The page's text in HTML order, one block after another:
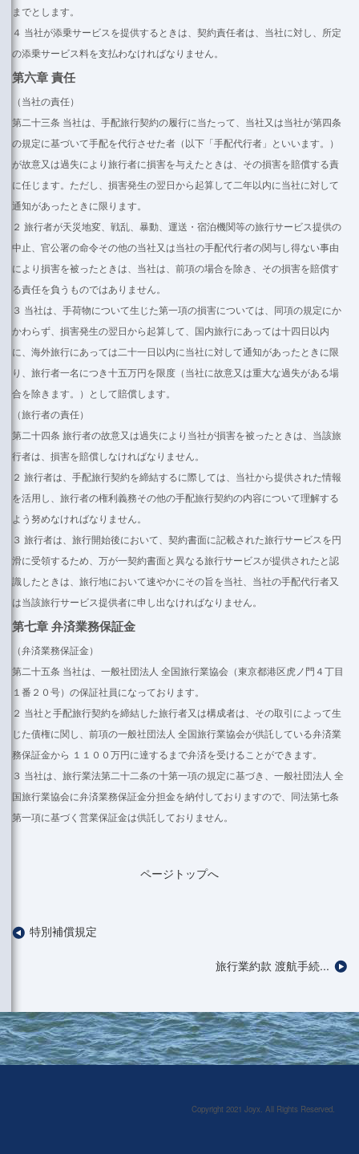
までとします。
４ 当社が添乗サービスを提供するときは、契約責任者は、当社に対し、所定
の添乗サービス料を支払わなければなりません。
第六章 責任
（当社の責任）
第二十三条 当社は、手配旅行契約の履行に当たって、当社又は当社が第四条
の規定に基づいて手配を代行させた者（以下「手配代行者」といいます。）
が故意又は過失により旅行者に損害を与えたときは、その損害を賠償する責
に任じます。ただし、損害発生の翌日から起算して二年以内に当社に対して
通知があったときに限ります。
２ 旅行者が天災地変、戦乱、暴動、運送・宿泊機関等の旅行サービス提供の
中止、官公署の命令その他の当社又は当社の手配代行者の関与し得ない事由
により損害を被ったときは、当社は、前項の場合を除き、その損害を賠償す
る責任を負うものではありません。
３ 当社は、手荷物について生じた第一項の損害については、同項の規定にか
かわらず、損害発生の翌日から起算して、国内旅行にあっては十四日以内
に、海外旅行にあっては二十一日以内に当社に対して通知があったときに限
り、旅行者一名につき十五万円を限度（当社に故意又は重大な過失がある場
合を除きます。）として賠償します。
（旅行者の責任）
第二十四条 旅行者の故意又は過失により当社が損害を被ったときは、当該旅
行者は、損害を賠償しなければなりません。
２ 旅行者は、手配旅行契約を締結するに際しては、当社から提供された情報
を活用し、旅行者の権利義務その他の手配旅行契約の内容について理解する
よう努めなければなりません。
３ 旅行者は、旅行開始後において、契約書面に記載された旅行サービスを円
滑に受領するため、万が一契約書面と異なる旅行サービスが提供されたと認
識したときは、旅行地において速やかにその旨を当社、当社の手配代行者又
は当該旅行サービス提供者に申し出なければなりません。
第七章 弁済業務保証金
（弁済業務保証金）
第二十五条 当社は、一般社団法人 全国旅行業協会（東京都港区虎ノ門４丁目
１番２０号）の保証社員になっております。
２ 当社と手配旅行契約を締結した旅行者又は構成者は、その取引によって生
じた債権に関し、前項の一般社団法人 全国旅行業協会が供託している弁済業
務保証金から １１００万円に達するまで弁済を受けることができます。
３ 当社は、旅行業法第二十二条の十第一項の規定に基づき、一般社団法人 全
国旅行業協会に弁済業務保証金分担金を納付しておりますので、同法第七条
第一項に基づく営業保証金は供託しておりません。
ページトップへ
特別補償規定
旅行業約款 渡航手続...
Copyright 2021 Joyx. All Rights Reserved.